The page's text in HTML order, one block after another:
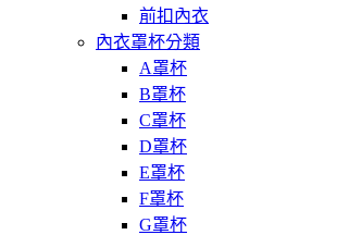
前扣內衣
內衣罩杯分類
A罩杯
B罩杯
C罩杯
D罩杯
E罩杯
F罩杯
G罩杯